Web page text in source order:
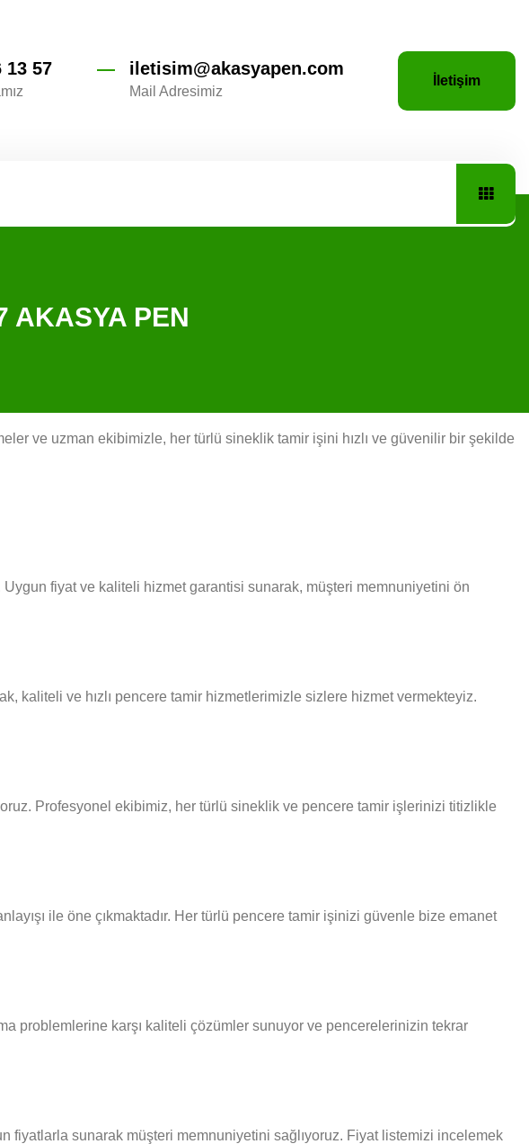
13 57 iletisim@akasyapen.com
Mail Adresimiz
İletişim
AKASYA PEN
ve uzman ekibimizle, her türlü sineklik tamir işini hızlı ve güvenilir bir şekilde
fiyat ve kaliteli hizmet garantisi sunarak, müşteri memnuniyetini ön
kaliteli ve hızlı pencere tamir hizmetlerimizle sizlere hizmet vermekteyiz.
Profesyonel ekibimiz, her türlü sineklik ve pencere tamir işlerinizi titizlikle
ile öne çıkmaktadır. Her türlü pencere tamir işinizi güvenle bize emanet
problemlerine karşı kaliteli çözümler sunuyor ve pencerelerinizin tekrar
sunarak müşteri memnuniyetini sağlıyoruz. Fiyat listemizi incelemek